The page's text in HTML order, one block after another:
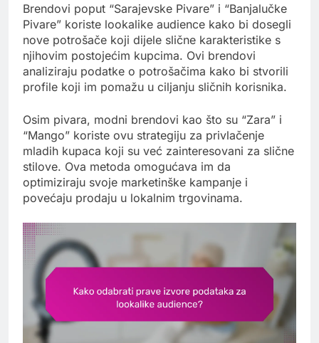
Brendovi poput “Sarajevske Pivare” i “Banjalučke
Pivare” koriste lookalike audience kako bi dosegli
nove potrošače koji dijele slične karakteristike s
njihovim postojećim kupcima. Ovi brendovi
analiziraju podatke o potrošačima kako bi stvorili
profile koji im pomažu u ciljanju sličnih korisnika.
Osim pivara, modni brendovi kao što su “Zara” i
“Mango” koriste ovu strategiju za privlačenje
mladih kupaca koji su već zainteresovani za slične
stilove. Ova metoda omogućava im da
optimiziraju svoje marketinške kampanje i
povećaju prodaju u lokalnim trgovinama.